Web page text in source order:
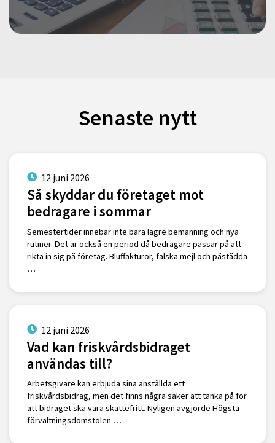
Senaste nytt
12 juni 2026
Så skyddar du företaget mot
bedragare i sommar
Semestertider innebär inte bara lägre bemanning och nya
rutiner. Det är också en period då bedragare passar på att
rikta in sig på företag. Bluffakturor, falska mejl och påstådda
…
12 juni 2026
Vad kan friskvårdsbidraget
användas till?
Arbetsgivare kan erbjuda sina anställda ett
friskvårdsbidrag, men det finns några saker att tänka på för
att bidraget ska vara skattefritt. Nyligen avgjorde Högsta
förvaltningsdomstolen …